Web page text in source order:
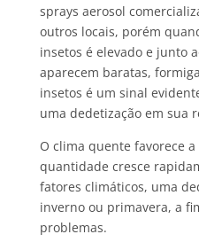
sprays aerosol
outros locais, porém
insetos é elevado e junto
aparecem baratas,
insetos é um sinal
uma dedetização em sua
O clima quente favorece
quantidade cresce
fatores climáticos, uma
inverno ou primavera, a
problemas.